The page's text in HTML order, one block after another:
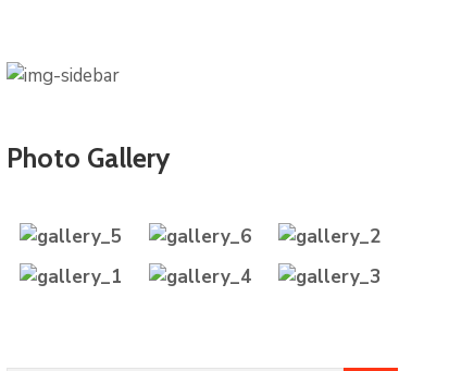
Photo Gallery